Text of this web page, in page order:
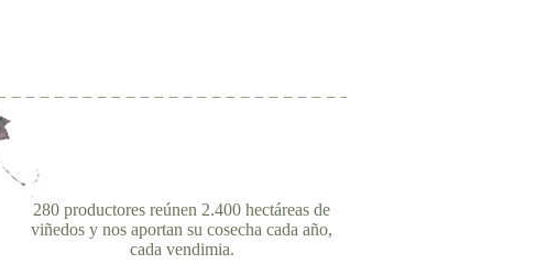
280 productores reúnen 2.400 hectáreas de
viñedos y nos aportan su cosecha cada año,
cada vendimia.